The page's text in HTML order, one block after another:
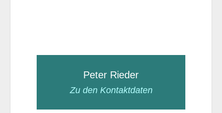
Peter Rieder
Zu den Kontaktdaten